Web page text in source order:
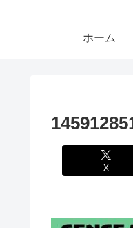
ホーム
X